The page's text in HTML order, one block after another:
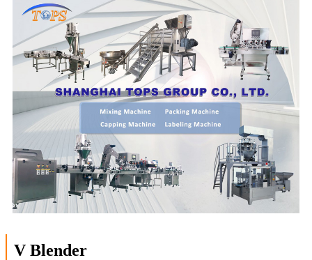
V Blender